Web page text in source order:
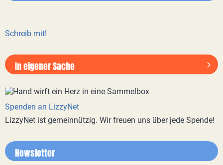
Schreib mit!
In eigener Sache
Spenden an LizzyNet
LizzyNet ist gemeinnützig. Wir freuen uns über jede Spende!
Newsletter